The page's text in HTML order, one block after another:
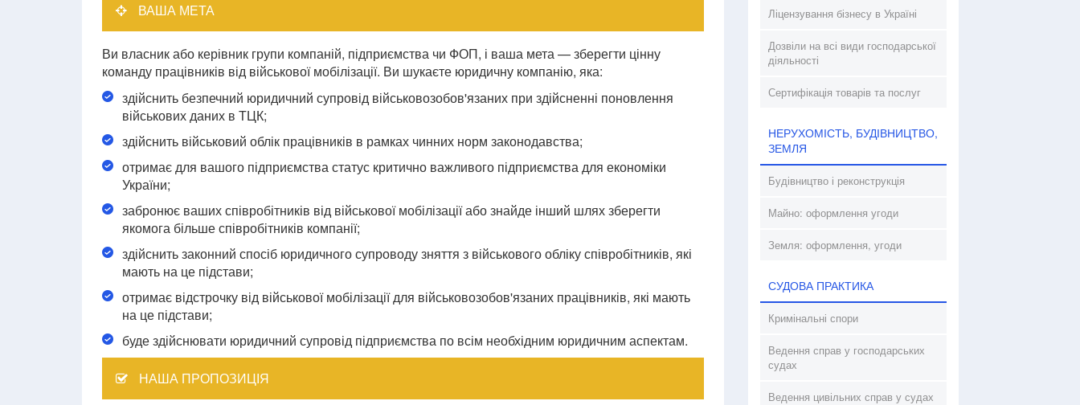
ВАША МЕТА
Ви власник або керівник групи компаній, підприємства чи ФОП, і ваша мета — зберегти цінну
команду працівників від військової мобілізації. Ви шукаєте юридичну компанію, яка:
здійснить безпечний юридичний супровід військовозобов'язаних при здійсненні поновлення
військових даних в ТЦК;
здійснить військовий облік працівників в рамках чинних норм законодавства;
отримає для вашого підприємства статус критично важливого підприємства для економіки
України;
забронює ваших співробітників від військової мобілізації або знайде інший шлях зберегти
якомога більше співробітників компанії;
здійснить законний спосіб юридичного супроводу зняття з військового обліку співробітників, які
мають на це підстави;
отримає відстрочку від військової мобілізації для військовозобов'язаних працівників, які мають
на це підстави;
буде здійснювати юридичний супровід підприємства по всім необхідним юридичним аспектам.
НАША ПРОПОЗИЦІЯ
Ліцензування бізнесу в Україні
Дозвіли на всі види господарської
діяльності
Сертифікація товарів та послуг
НЕРУХОМІСТЬ, БУДІВНИЦТВО,
ЗЕМЛЯ
Будівництво і реконструкція
Майно: оформлення угоди
Земля: оформлення, угоди
СУДОВА ПРАКТИКА
Кримінальні спори
Ведення справ у господарських
судах
Ведення цивільних справ у судах